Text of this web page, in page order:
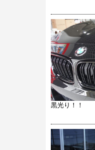
黒光り！！